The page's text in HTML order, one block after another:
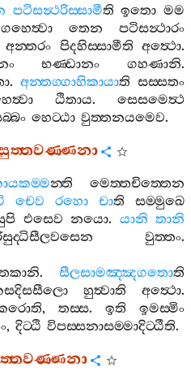
පටිසන්‍ථරිස‍්සාමීති ඉතො මම
ගහෙත්‍වා තෙන
පටිසන්‍ථාරං
අන‍්තරං පිදහිස‍්සාමීති අත්‍ථො.
භණ‍්ඩානං ගහණානි.
. අන‍්තග‍්ගාහිකායාති සස‍්සතං
ඨිතාය. සෙසමෙත්‍ථ
හෙට‍්ඨා වුත‍්තනයමෙව.
න‍්ති
මෙත‍්තචිත‍්තෙන
චෙව රහො චාති
සම‍්මුඛෙ
එසෙව නයො. යානි තානි
වුත‍්තං.
. සීලසාමඤ‍්ඤගතොති
හුත්‍වාති අත්‍ථො.
, තස‍්ස. ඉති
ඉමස‍්මිං
, දිට‍්ඨි විපස‍්සනාසම‍්මාදිට‍්ඨීති.